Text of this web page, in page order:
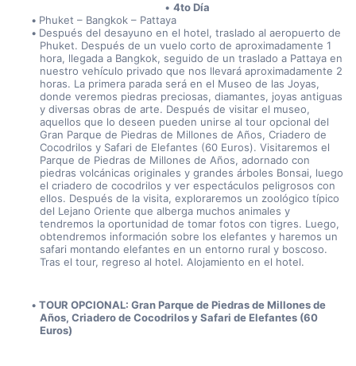
4to Día
Phuket – Bangkok – Pattaya
Después del desayuno en el hotel, traslado al aeropuerto de
Phuket. Después de un vuelo corto de aproximadamente 1
hora, llegada a Bangkok, seguido de un traslado a Pattaya en
nuestro vehículo privado que nos llevará aproximadamente 2
horas. La primera parada será en el Museo de las Joyas,
donde veremos piedras preciosas, diamantes, joyas antiguas
y diversas obras de arte. Después de visitar el museo,
aquellos que lo deseen pueden unirse al tour opcional del
Gran Parque de Piedras de Millones de Años, Criadero de
Cocodrilos y Safari de Elefantes (60 Euros). Visitaremos el
Parque de Piedras de Millones de Años, adornado con
piedras volcánicas originales y grandes árboles Bonsai, luego
el criadero de cocodrilos y ver espectáculos peligrosos con
ellos. Después de la visita, exploraremos un zoológico típico
del Lejano Oriente que alberga muchos animales y
tendremos la oportunidad de tomar fotos con tigres. Luego,
obtendremos información sobre los elefantes y haremos un
safari montando elefantes en un entorno rural y boscoso.
Tras el tour, regreso al hotel. Alojamiento en el hotel.
TOUR OPCIONAL: Gran Parque de Piedras de Millones de
Años, Criadero de Cocodrilos y Safari de Elefantes (60
Euros)